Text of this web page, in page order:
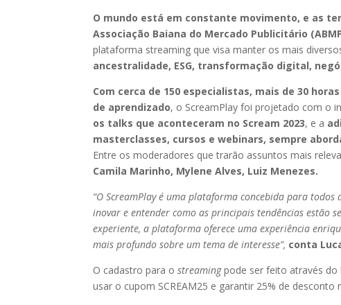
O mundo está em constante movimento, e as
Associação Baiana do Mercado Publicitário
plataforma streaming que visa manter os mais
ancestralidade, ESG, transformação digital,
Com cerca de 150 especialistas, mais de 30
de aprendizado, o ScreamPlay foi projetado com o
os talks que aconteceram no Scream 2023, e a
masterclasses, cursos e webinars, sempre
Entre os moderadores que trarão assuntos mais
Camila Marinho, Mylene Alves, Luiz Menezes.
“O ScreamPlay é uma plataforma concebida para
inovar e entender como as principais tendências estão
experiente, a plataforma oferece uma experiência
mais profundo sobre um tema de interesse”, conta
O cadastro para ostreamingpode ser feito através do
usar o cupom SCREAM25 e garantir 25% de desconto